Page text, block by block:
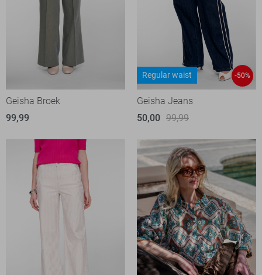
Geisha Broek
99,99
Regular waist -50%
Geisha Jeans
50,00 99,99